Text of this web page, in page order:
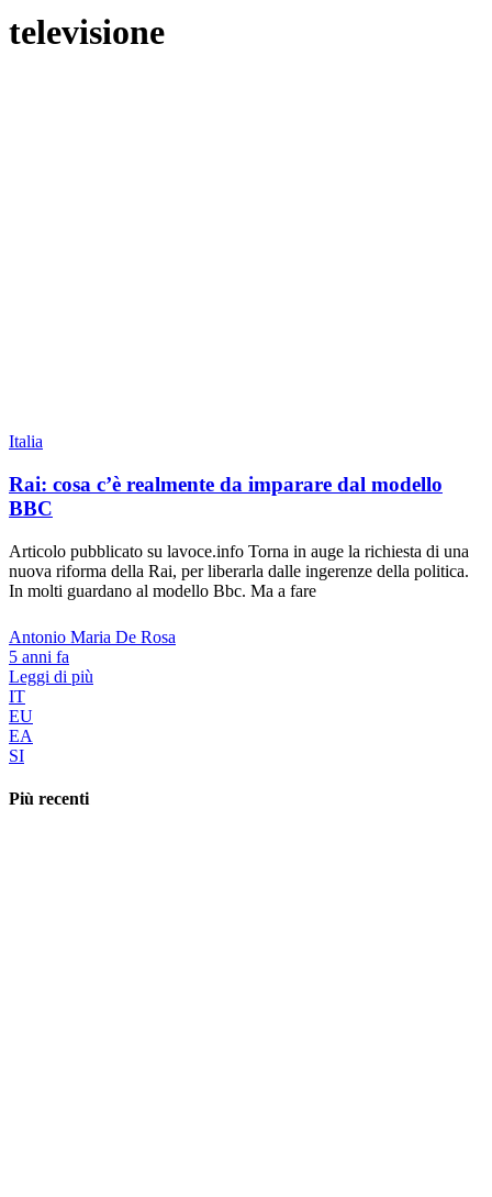
televisione
Italia
Rai: cosa c’è realmente da imparare dal modello
BBC
Articolo pubblicato su lavoce.info Torna in auge la richiesta di una
nuova riforma della Rai, per liberarla dalle ingerenze della politica.
In molti guardano al modello Bbc. Ma a fare
Antonio Maria De Rosa
5 anni fa
Leggi di più
IT
EU
EA
SI
Più recenti